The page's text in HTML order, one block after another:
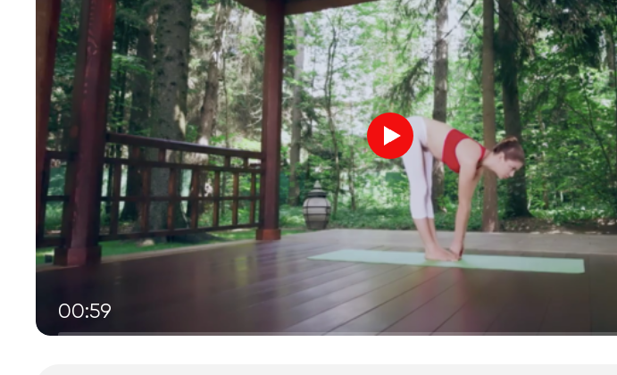
00:59
Voce dell'istruttore
volo dell'anima
pace interiore
sogni mattutini
freschezza della foresta
pioggia estiva
silenzio di montagna
brezza marina
la voce del vento